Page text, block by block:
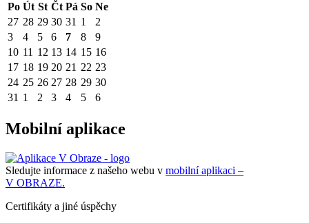
Po Út St Čt Pá So Ne
27 28 29 30 31 1
2
3
4 5 6 7 8
9
10 11 12 13 14 15 16
17 18 19 20 21 22 23
24 25 26 27 28 29 30
31 1 2 3 4 5 6
Mobilní aplikace
Sledujte informace z našeho webu v mobilní aplikaci –
V OBRAZE.
Certifikáty a jiné úspěchy